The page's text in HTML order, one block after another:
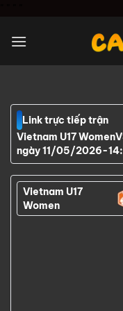
nội
Link trực tiếp trận
Vietnam U17 Women
ngày 11/05/2026-
Vietnam U17
Women